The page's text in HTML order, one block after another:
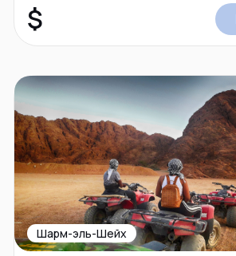
$
Шарм-эль-Шейх